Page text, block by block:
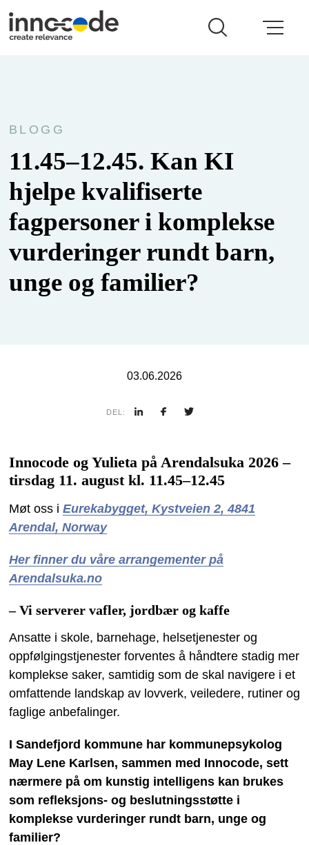
BLOGG
11.45–12.45. Kan KI
hjelpe kvalifiserte
fagpersoner i komplekse
vurderinger rundt barn,
unge og familier?
03.06.2026
DEL:
Innocode og Yulieta på Arendalsuka 2026 –
tirsdag 11. august kl. 11.45–12.45
Møt oss i Eurekabygget, Kystveien 2, 4841
Arendal, Norway
Her finner du våre arrangementer på
Arendalsuka.no
– Vi serverer vafler, jordbær og kaffe
Ansatte i skole, barnehage, helsetjenester og
oppfølgingstjenester forventes å håndtere stadig mer
komplekse saker, samtidig som de skal navigere i et
omfattende landskap av lovverk, veiledere, rutiner og
faglige anbefalinger.
I Sandefjord kommune har kommunepsykolog
May Lene Karlsen, sammen med Innocode, sett
nærmere på om kunstig intelligens kan brukes
som refleksjons- og beslutningsstøtte i
komplekse vurderinger rundt barn, unge og
familier?